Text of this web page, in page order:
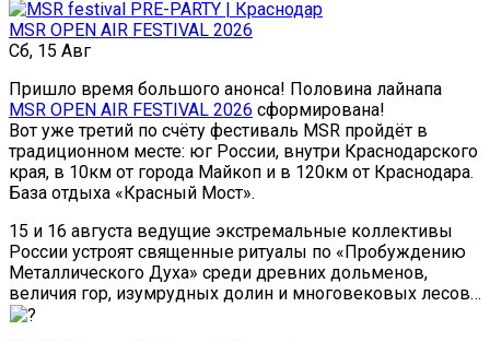
MSR OPEN AIR FESTIVAL 2026
Сб, 15 Авг
Пришло время большого анонса! Половина лайнапа
MSR OPEN AIR FESTIVAL 2026 сформирована!
Вот уже третий по счёту фестиваль MSR пройдёт в
традиционном месте: юг России, внутри Краснодарского
края, в 10км от города Майкоп и в 120км от Краснодара.
База отдыха «Красный Мост».
15 и 16 августа ведущие экстремальные коллективы
России устроят священные ритуалы по «Пробуждению
Металлического Духа» среди древних дольменов,
величия гор, изумрудных долин и многовековых лесов…